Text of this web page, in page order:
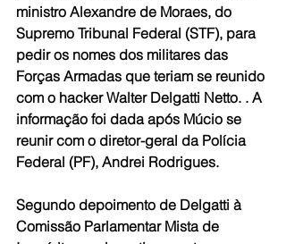
ministro Alexandre de Moraes, do
Supremo Tribunal Federal (STF), para
pedir os nomes dos militares das
Forças Armadas que teriam se reunido
com o hacker Walter Delgatti Netto. . A
informação foi dada após Múcio se
reunir com o diretor-geral da Polícia
Federal (PF), Andrei Rodrigues.
Segundo depoimento de Delgatti à
Comissão Parlamentar Mista de